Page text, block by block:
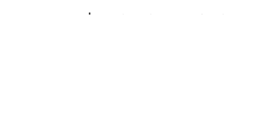
צמיד נחושת פרימיום :מסייע לשיכוך כאבים